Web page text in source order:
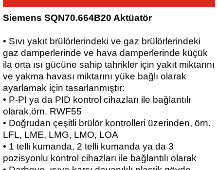
Siemens SQN70.664B20 Aktüatör
• Sıvı yakıt brülörlerindeki ve gaz brülörlerindeki
gaz damperlerinde ve hava damperlerinde küçük
ila orta ısı gücüne sahip tahrikler için yakıt miktarını
ve yakma havası miktarını yüke bağlı olarak
ayarlamak için tasarlanmıştır:
• P-PI ya da PID kontrol cihazları ile bağlantılı
olarak,örn. RWF55
• Doğrudan çeşitli brülör kontrolleri üzerinden, örn.
LFL, LME, LMG, LMO, LOA
• 1 telli kumanda, 2 telli kumanda ya da 3
pozisyonlu kontrol cihazları ile bağlantılı olarak